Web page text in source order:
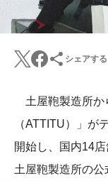
シェアする
土屋鞄製造所か
（ATTITU）」が
開始し、国内14
土屋鞄製造所の公